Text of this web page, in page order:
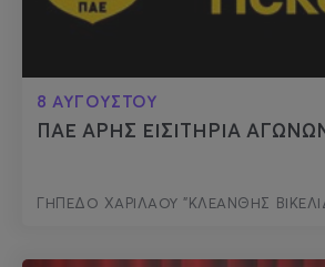
8 ΑΥΓΟΥΣΤΟΥ
ΠΑΕ ΑΡΗΣ ΕΙΣΙΤΗΡΙΑ
ΓΗΠΕΔΟ ΧΑΡΙΛΑΟΥ "ΚΛΕΑΝΘΗΣ